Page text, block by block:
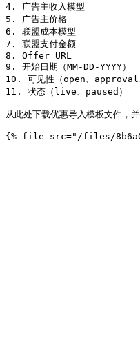
4. 广告主收入模型
5. 广告主价格
6. 联盟成本模型
7. 联盟支付金额
8. Offer URL
9. 开始日期（MM-DD-YYYY）
10. 可见性（open、
11. 状态（live、paused）
从此处下载优惠导入模板文件，